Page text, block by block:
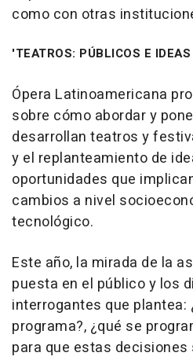
como con otras
'TEATROS: PÚBLICOS E
Ópera Latinoamericana
sobre cómo abordar y
desarrollan teatros y
y el replanteamiento de
oportunidades que
cambios a nivel
tecnológico.
Este año, la mirada de la
puesta en el público y los
interrogantes que plantea:
programa?, ¿qué se
para que estas